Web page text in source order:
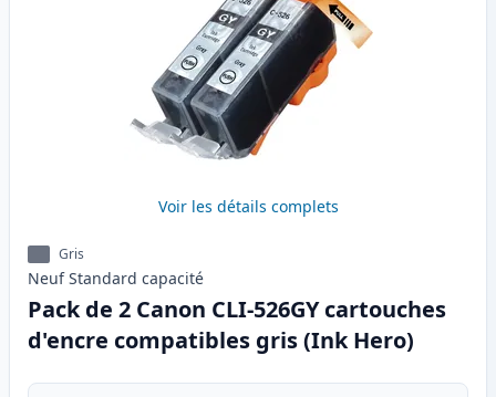
Voir les détails complets
Gris
Neuf Standard capacité
Pack de 2 Canon CLI-526GY cartouches
d'encre compatibles gris (Ink Hero)